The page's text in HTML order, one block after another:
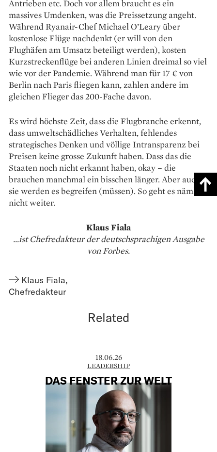
Antrieben etc. Doch vor allem braucht es ein
massives Umdenken, was die Preissetzung angeht.
Während Ryanair-Chef Michael O’Leary über
kostenlose Flüge nachdenkt (er will von den
Flughäfen am Umsatz beteiligt werden), kosten
Kurzstreckenflüge bei anderen Linien dreimal so viel
wie vor der Pandemie. Während man für 17 € von
Berlin nach Paris fliegen kann, zahlen andere im
gleichen Flieger das 200-Fache davon.
Es wird höchste Zeit, dass die Flugbranche erkennt,
dass umweltschädliches Verhalten, fehlendes
strategisches Denken und völlige Intransparenz bei
Preisen keine grosse Zukunft haben. Dass das die
Staaten noch nicht erkannt haben, okay – die
brauchen manchmal ein biss­chen länger. Aber auch
sie werden es begreifen (müssen). So geht es nämlich
nicht weiter.
Klaus Fiala
...ist Chefredakteur der deutschsprachigen Ausgabe
von Forbes.
Klaus Fiala,
Chefredakteur
Related
18.06.26
LEADERSHIP
DAS FENSTER ZUR WELT